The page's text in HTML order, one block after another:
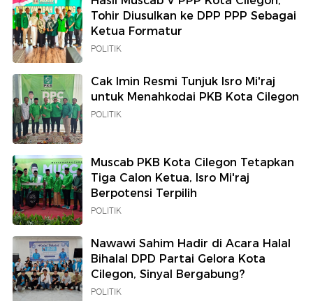
Tohir Diusulkan ke DPP PPP Sebagai
Ketua Formatur
POLITIK
Cak Imin Resmi Tunjuk Isro Mi'raj
untuk Menahkodai PKB Kota Cilegon
POLITIK
Muscab PKB Kota Cilegon Tetapkan
Tiga Calon Ketua, Isro Mi'raj
Berpotensi Terpilih
POLITIK
Nawawi Sahim Hadir di Acara Halal
Bihalal DPD Partai Gelora Kota
Cilegon, Sinyal Bergabung?
POLITIK